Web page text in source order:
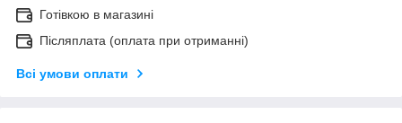
Готівкою в магазині
Післяплата (оплата при отриманні)
Всі умови оплати